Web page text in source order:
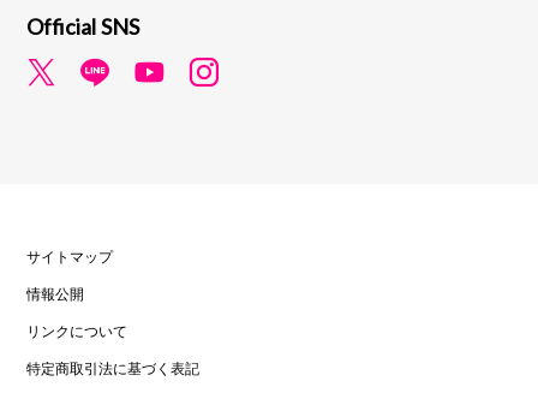
Official SNS
サイトマップ
情報公開
リンクについて
特定商取引法に基づく表記